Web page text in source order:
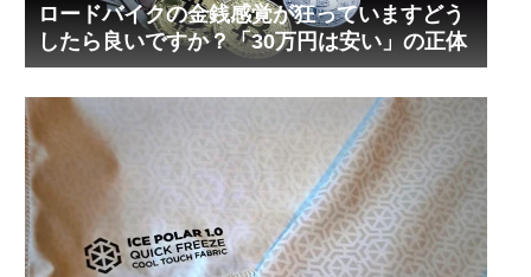
ロードバイクの金銭感覚が狂っていますどう
したら良いですか？「30万円は安い」の正体